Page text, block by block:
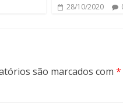
28/10/2020
são marcados com *